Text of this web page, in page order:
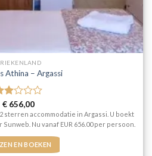
Athina – Argassi
uit
€ 656,00
sterren accommodatie in Argassi. U boekt
Nu vanaf EUR 656.00 per persoon.
EN BOEKEN